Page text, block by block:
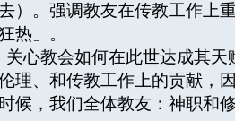
）。强调教友在传教工作上
热」。
心教会如何在此世达成其天
理、和传教工作上的贡献，
，我们全体教友：神职和